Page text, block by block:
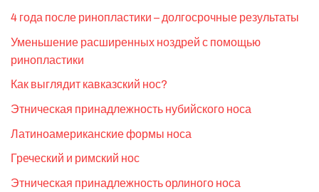
4 года после ринопластики – долгосрочные результаты
Уменьшение расширенных ноздрей с помощью
ринопластики
Как выглядит кавказский нос?
Этническая принадлежность нубийского носа
Латиноамериканские формы носа
Греческий и римский нос
Этническая принадлежность орлиного носа